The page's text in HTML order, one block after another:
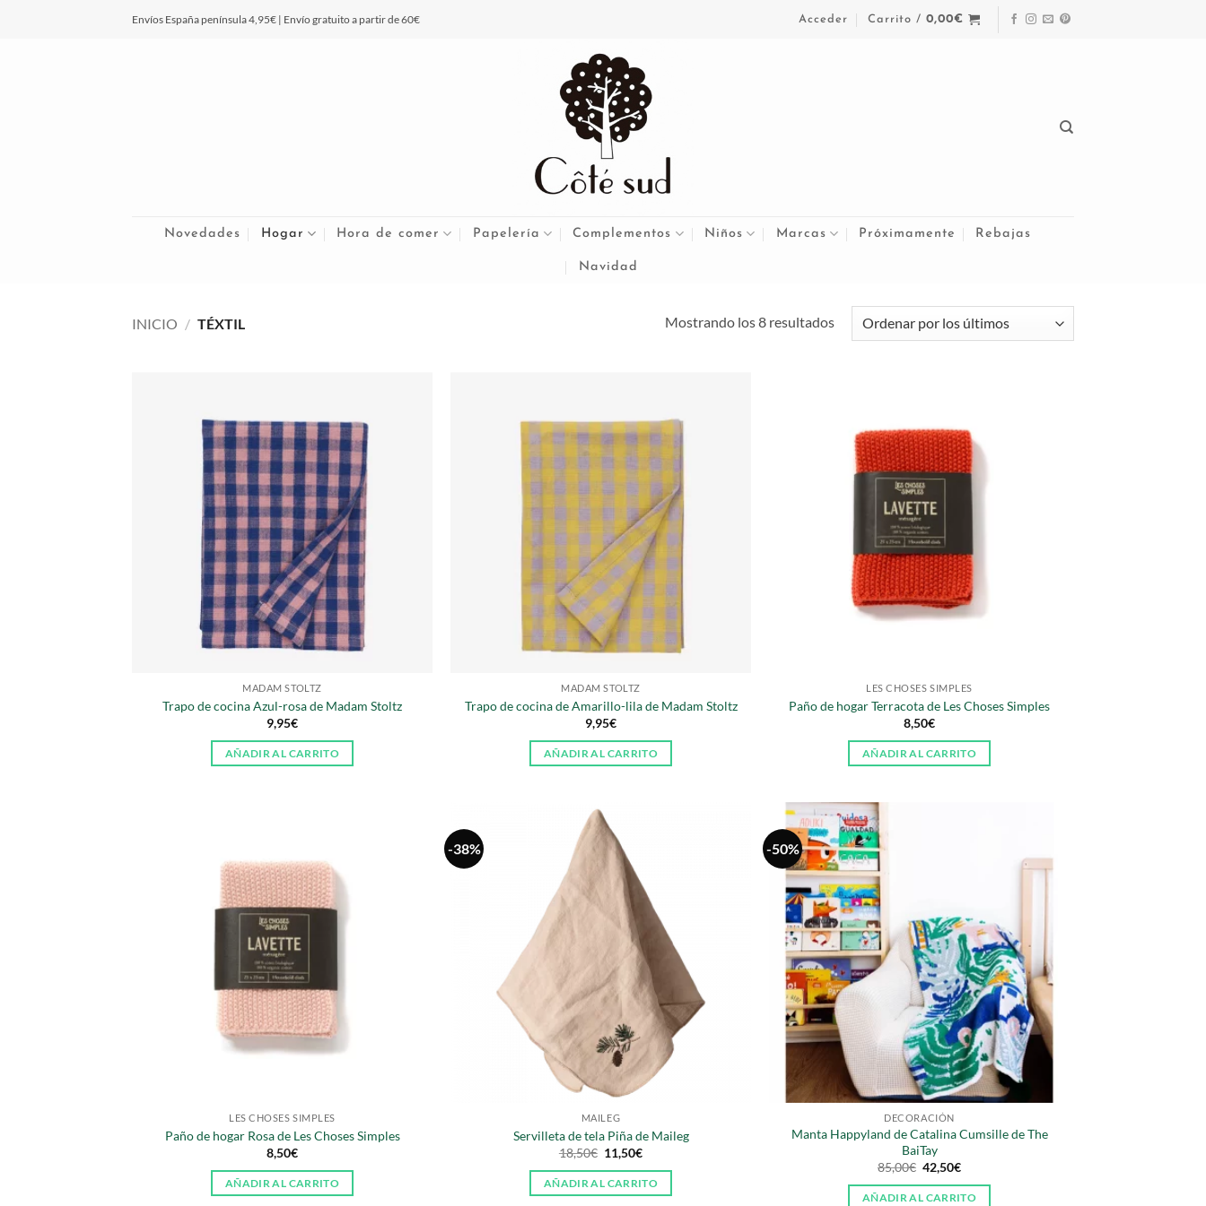
Envíos España península 4,95€ | Envío gratuito a partir de 60€ Acceder Carrito /0,00€
Novedades Hogar Hora de comer Papelería Complementos Niños Marcas Próximamente Rebajas
Navidad
INICIO / TÉXTIL Mostrando los 8 resultadosOrdenado
por
MADAM STOLTZ
Trapo de cocina Azul-rosa de Madam Stoltz
9,95€
AÑADIR AL CARRITO
MADAM STOLTZ
Trapo de cocina de Amarillo-lila de Madam Stoltz
9,95€
AÑADIR AL CARRITO
LES CHOSES SIMPLES
Paño de hogar Terracota de Les Choses Simples
8,50€
AÑADIR AL CARRITO
LES CHOSES SIMPLES
Paño de hogar Rosa de Les Choses Simples
8,50€
AÑADIR AL CARRITO
-38%
MAILEG
Servilleta de tela Piña de Maileg
18,50€ El
precio
original
era:
11,50€El
actual
es:
AÑADIR AL CARRITO
-50%
DECORACIÓN
Manta Happyland de Catalina Cumsille de The
BaiTay
85,00€ El
original
42,50€El
actual
AÑADIR AL CARRITO